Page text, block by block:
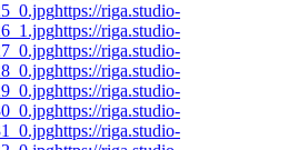
https://riga.studio-
https://riga.studio-
https://riga.studio-
https://riga.studio-
https://riga.studio-
https://riga.studio-
https://riga.studio-